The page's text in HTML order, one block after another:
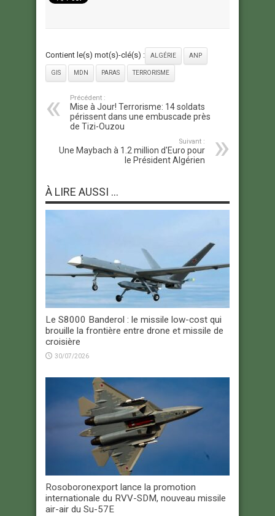
Contient le(s) mot(s)-clé(s) : ALGÉRIE ANP
GIS MDN PARAS TERRORISME
Précédent :
Mise à Jour! Terrorisme: 14 soldats
périssent dans une embuscade près
de Tizi-Ouzou
Suivant :
Une Maybach à 1.2 million d'Euro pour
le Président Algérien
À LIRE AUSSI ...
Le S8000 Banderol : le missile low-cost qui
brouille la frontière entre drone et missile de
croisière
30/07/2026
Rosoboronexport lance la promotion
internationale du RVV-SDM, nouveau missile
air-air du Su-57E